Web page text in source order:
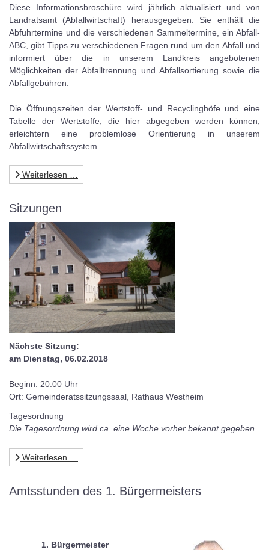
Diese Informationsbroschüre wird jährlich aktualisiert und von
Landratsamt (Abfallwirtschaft) herausgegeben. Sie enthält die
Abfuhrtermine und die verschiedenen Sammeltermine, ein Abfall-
ABC, gibt Tipps zu verschiedenen Fragen rund um den Abfall und
informiert über die in unserem Landkreis angebotenen
Möglichkeiten der Abfalltrennung und Abfallsortierung sowie die
Abfallgebühren.
Die Öffnungszeiten der Wertstoff- und Recyclinghöfe und eine
Tabelle der Wertstoffe, die hier abgegeben werden können,
erleichtern eine problemlose Orientierung in unserem
Abfallwirtschaftssystem.
Weiterlesen …
Sitzungen
Nächste Sitzung:
am Dienstag, 06.02.2018
Beginn: 20.00 Uhr
Ort: Gemeinderatssitzungssaal, Rathaus Westheim
Tagesordnung
Die Tagesordnung wird ca. eine Woche vorher bekannt gegeben.
Weiterlesen …
Amtsstunden des 1. Bürgermeisters
1. Bürgermeister